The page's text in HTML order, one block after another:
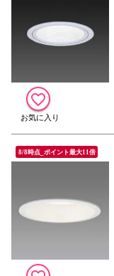
8/8時点_ポイント最大11倍